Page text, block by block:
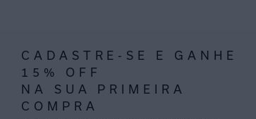
CADASTRE-SE E GANHE
15% OFF
NA SUA PRIMEIRA
COMPRA